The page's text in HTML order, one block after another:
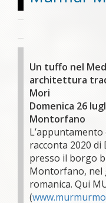
Un tuffo nel
architettura
Mori
Domenica 26
Montorfano
racconta 2020 di
presso il borgo
Montorfano, nel
romanica. Qui
(